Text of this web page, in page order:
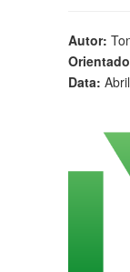
Autor:
Data: